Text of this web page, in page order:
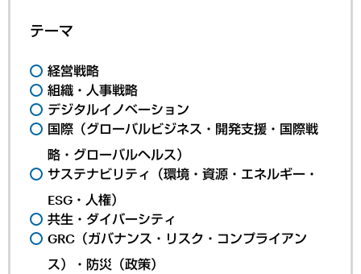
テーマ
経営戦略
組織・人事戦略
デジタルイノベーション
国際（グローバルビジネス・開発支援・国際戦
略・グローバルヘルス）
サステナビリティ（環境・資源・エネルギー・
ESG・人権）
共生・ダイバーシティ
GRC（ガバナンス・リスク・コンプライアン
ス）・防災（政策）